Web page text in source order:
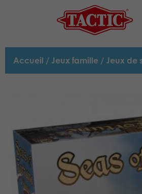
Accueil / Jeux famille / Jeux de